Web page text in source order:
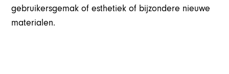
gebruikersgemak of esthetiek of bijzondere nieuwe
materialen.